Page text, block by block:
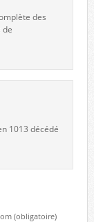
des
de
1013 décédé
(obligatoire)